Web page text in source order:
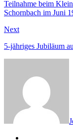
Teilnahme beim
Schornbach im Juni
NextNext
5-jähriges Jubiläum